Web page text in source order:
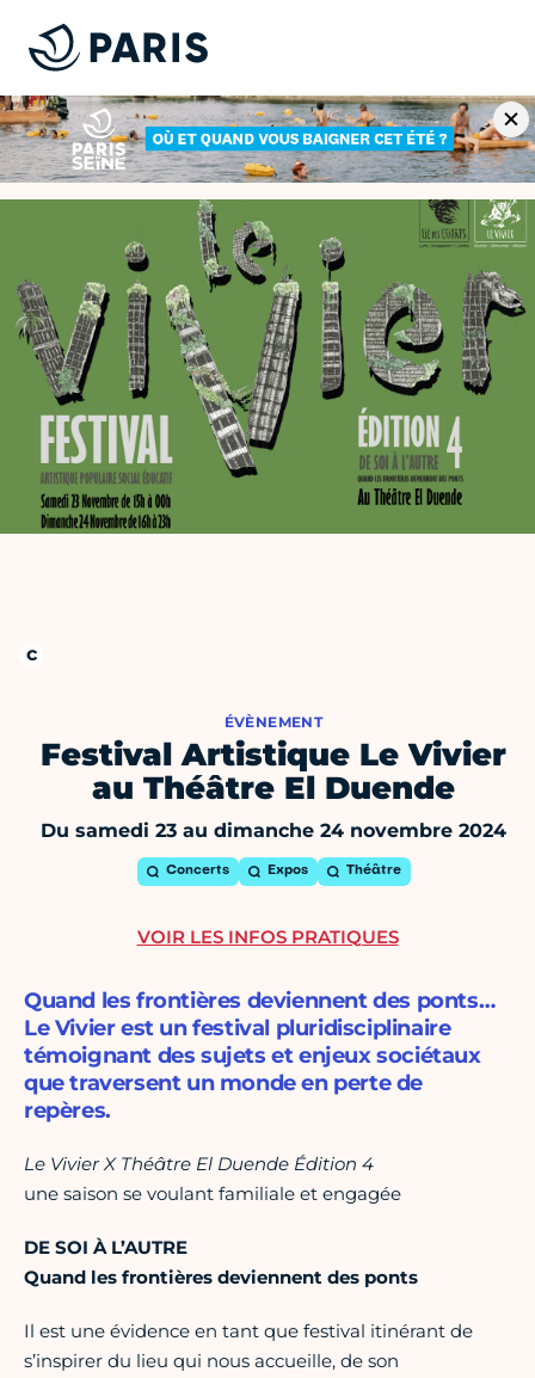
ÉVÈNEMENT
Festival Artistique Le Vivier
au Théâtre El Duende
Du samedi 23 au dimanche 24 novembre 2024
Concerts Expos Théâtre
Quand les frontières deviennent des ponts…
Le Vivier est un festival pluridisciplinaire
témoignant des sujets et enjeux sociétaux
que traversent un monde en perte de
repères.
Le Vivier X Théâtre El Duende Édition 4
une saison se voulant familiale et engagée
DE SOI À L’AUTRE
Quand les frontières deviennent des ponts
Il est une évidence en tant que festival itinérant de
s’inspirer du lieu qui nous accueille, de son
VOIR LES INFOS PRATIQUES